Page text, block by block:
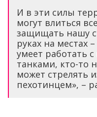
И в эти силы
могут влиться
защищать нашу
руках на местах
умеет работать
танками, кто-то
может стрелять
пехотинцем», –